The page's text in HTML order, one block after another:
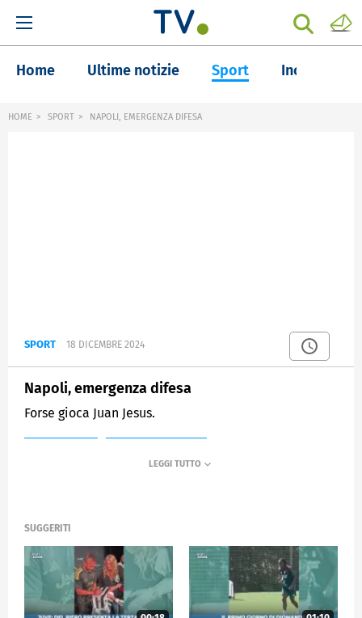
Home Ultime notizie Sport Inchieste
HOME SPORT NAPOLI, EMERGENZA DIFESA
SPORT 18 DICEMBRE 2024
Napoli, emergenza difesa
Forse gioca Juan Jesus.
SUGGERITI